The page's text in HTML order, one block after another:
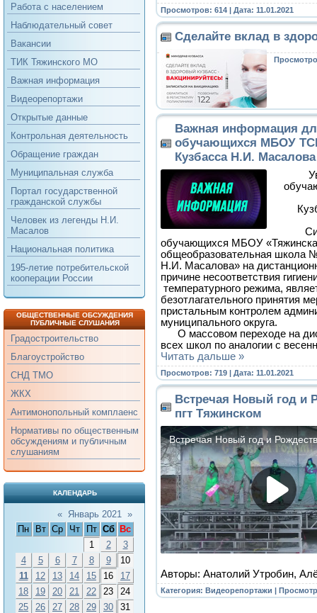
Работа с населением
Наблюдательный совет
Вакансии
ТИК Тяжинского МО
Важная информация
Видеорепортажи
Открытые данные
Контрольная деятельность
Обращение граждан
Муниципальная служба
Портал государственной
гражданской службы
Человек из легенды Н.И.
Масалов
Национальная политика
195-летие потребительской
кооперации России
ОБЩЕСТВЕННЫЕ ОБСУЖДЕНИЯ
ПУБЛИЧНЫЕ СЛУШАНИЯ
Градостроительство
Благоустройство
СНД ТМО
ЖКХ
Антимонопольный комплаенс
Нормативы по общественным
обсуждениям и публичным
слушаниям
КАЛЕНДАРЬ
« Январь 2021 »
Пн
Вт Ср Чт Пт Сб
Вс
1
2
3
4
5 6 7 8 9
10
11
12 13 14 15 16
17
18
19 20 21 22 23
24
25
26 27 28 29 30 31
Просмотров: 614 | Дата: 11.01.2021
Сделайте вклад в
Важная информация
обучающихся МБОУ
Кузбасса Н.И. Масалова
обучающихся МБОУ
общеобразовательная школа
Н.И. Масалова» на
причине несоответствия
температурного режима,
безотлагательного принятия
пристальным контролем
муниципального округа.
О массовом переходе на
всех школ по аналогии с
Читать дальше »
Просмотров: 719 | Дата: 11.01.2021
Встречая Новый год и
пгт Тяжинском
Авторы: Анатолий Утробин,
Категория: Видеорепортажи |